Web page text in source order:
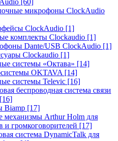
[60]
микрофоны ClockAudio
ClockAudio [1]
комплекты Clockaudio [1]
Dante/USB ClockAudio [1]
Clockaudio [1]
системы «Октава» [14]
OKTAVA [14]
системы Televic [16]
беспроводная система связи
[16]
Biamp [17]
Arthur Holm для
и громкоговорителей [17]
система DynamicTalk для